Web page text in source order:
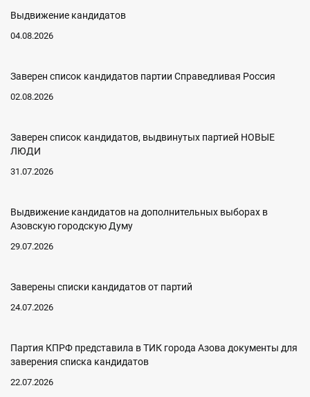
Выдвижение кандидатов
04.08.2026
Заверен список кандидатов партии Справедливая Россия
02.08.2026
Заверен список кандидатов, выдвинутых партией НОВЫЕ
ЛЮДИ
31.07.2026
Выдвижение кандидатов на дополнительных выборах в
Азовскую городскую Думу
29.07.2026
Заверены списки кандидатов от партий
24.07.2026
Партия КПРФ представила в ТИК города Азова документы для
заверения списка кандидатов
22.07.2026